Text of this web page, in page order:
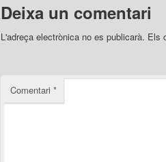
Deixa un comentari
L'adreça electrònica no es publicarà. Els
Comentari *